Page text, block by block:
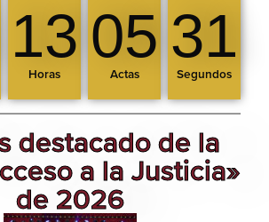
13
Horas
05
Actas
29
Segundos
destacado de la
a la Justicia»
de 2026